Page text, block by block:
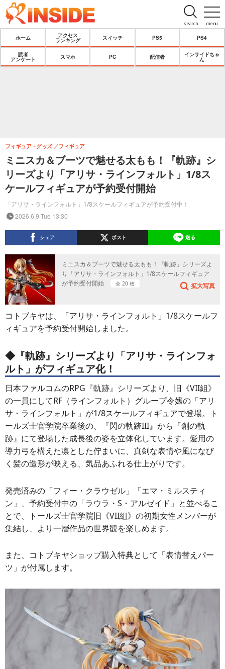
menu
search
ホーム
アクセス
ランキング
スイッチ PS5 PS4
読者
アンケート
スマホ PC 配信者
インサイドちゃ
ん
ミニスカ＆ブーツで魅せる太もも！『軌跡』シ
リーズより「アリサ・ラインフォルト」1/8ス
ケールフィギュアが予約受付開始
「アリサ・ラインフォルト」1/8スケールフィギュアが予約受付中！
フィギュア・グッズ フィギュア
2026.6.9 Tue 13:30
シェア ポスト 送る
ミニスカ＆ブーツで魅せる太もも！『軌跡』シリーズよ
り「アリサ・ラインフォルト」1/8スケールフィギュア
が予約受付開始
全 20 枚 拡大写真
コトブキヤは、「アリサ・ラインフォルト」1/8スケールフ
ィギュアを予約受付開始しました。
◆『軌跡』シリーズより「アリサ・ラインフォ
ルト」がフィギュア化！
日本ファルコムのRPG『軌跡』シリーズより、旧《VII組》
の一員にしてRF（ラインフォルト）グループ令嬢の「アリ
サ・ラインフォルト」が1/8スケールフィギュアで登場。ト
ールズ士官学院卒業後の、『閃の軌跡III』から『創の軌
跡』にて登場した成長後の姿を立体化しています。愛用の
導力弓を構えた凛とした佇まいに、真剣な表情や風になび
く髪の造形が映える、気品あふれる仕上がりです。
発売済みの「フィー・クラウゼル」「エマ・ミルスティ
ン」、予約受付中の「ラウラ・S・アルゼイド」と並べるこ
とで、トールズ士官学院旧《VII組》の初期女性メンバーが
集結し、より一層作品の世界観を楽しめます。
また、コトブキヤショップ購入特典として「表情替えパー
ツ」が付属します。